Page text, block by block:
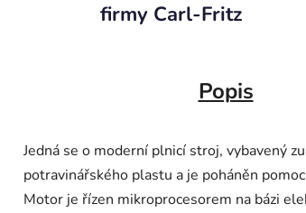
firmy Carl-Fritz
Popis
Jedná se o moderní plnicí stroj, vybavený
potravinářského plastu a je poháněn
Motor je řízen mikroprocesorem na bázi